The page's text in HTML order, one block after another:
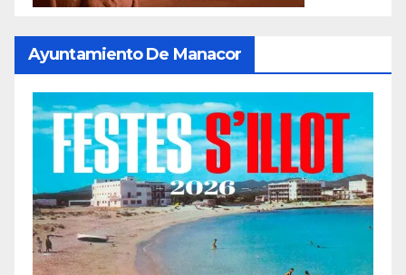
Ayuntamiento De Manacor